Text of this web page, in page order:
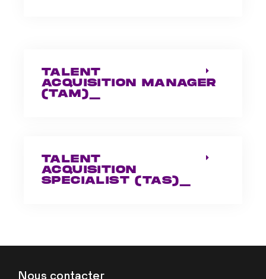
TALENT
ACQUISITION MANAGER
(TAM)_
TALENT
ACQUISITION
SPECIALIST (TAS)_
Nous contacter